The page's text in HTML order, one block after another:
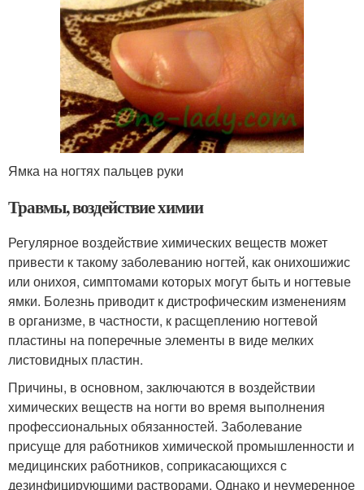
Ямка на ногтях пальцев руки
Травмы, воздействие химии
Регулярное воздействие химических веществ может
привести к такому заболеванию ногтей, как онихошижис
или онихоя, симптомами которых могут быть и ногтевые
ямки. Болезнь приводит к дистрофическим изменениям
в организме, в частности, к расщеплению ногтевой
пластины на поперечные элементы в виде мелких
листовидных пластин.
Причины, в основном, заключаются в воздействии
химических веществ на ногти во время выполнения
профессиональных обязанностей. Заболевание
присуще для работников химической промышленности и
медицинских работников, соприкасающихся с
дезинфицирующими растворами. Однако и неумеренное